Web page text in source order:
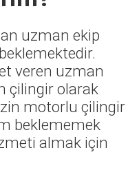
uzman ekip
veren uzman
çilingir olarak
motorlu çilingir
beklememek
almak için